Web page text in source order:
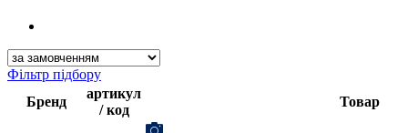
Фільтр підбору
Бренд
артикул
/ код
Товар